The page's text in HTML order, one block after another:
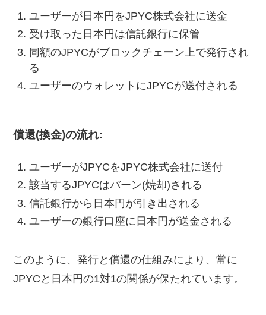
ユーザーが日本円をJPYC株式会社に送金
受け取った日本円は信託銀行に保管
同額のJPYCがブロックチェーン上で発行され
る
ユーザーのウォレットにJPYCが送付される
償還(換金)の流れ:
ユーザーがJPYCをJPYC株式会社に送付
該当するJPYCはバーン(焼却)される
信託銀行から日本円が引き出される
ユーザーの銀行口座に日本円が送金される
このように、発行と償還の仕組みにより、常に
JPYCと日本円の1対1の関係が保たれています。